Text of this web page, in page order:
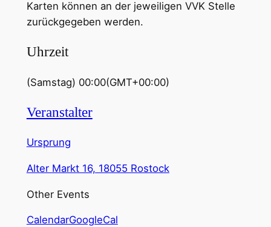
Karten können an der jeweiligen VVK Stelle
zurückgegeben werden.
Uhrzeit
(Samstag) 00:00(GMT+00:00)
Veranstalter
Ursprung
Alter Markt 16, 18055 Rostock
Other Events
CalendarGoogleCal